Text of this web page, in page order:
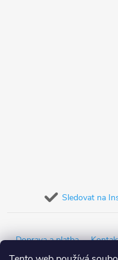
Sledovat na
Doprava a platba